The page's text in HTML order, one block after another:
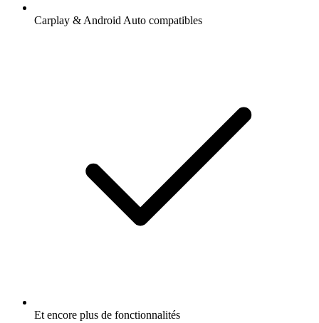
Carplay & Android Auto compatibles
Et encore plus de fonctionnalités